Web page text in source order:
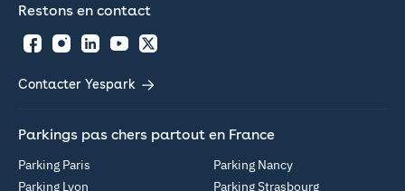
Restons en contact
FacebookInstagramLinkedInYouTubeTwitter
Contacter Yespark
Parkings pas chers partout en France
Parking Paris
Parking Lyon
Parking Nancy
Parking Strasbourg